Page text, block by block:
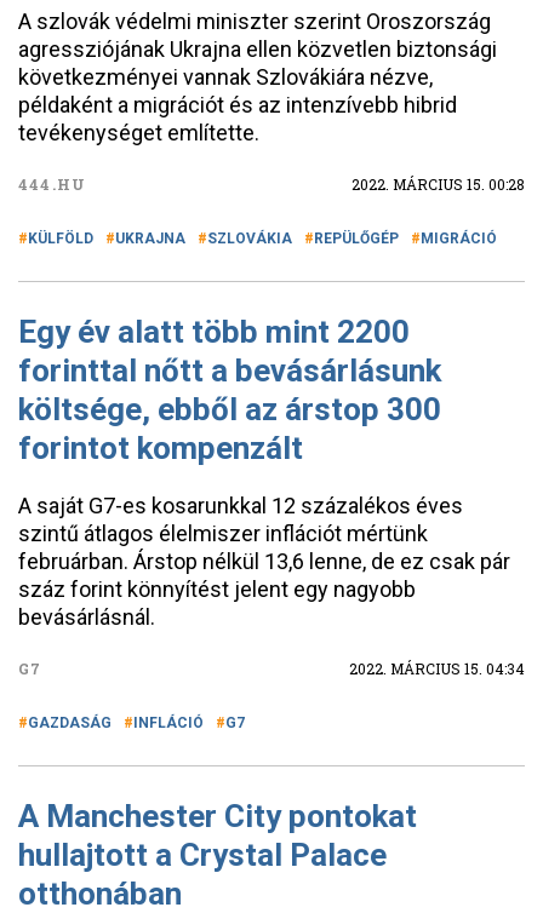
A szlovák védelmi miniszter szerint Oroszország
agressziójának Ukrajna ellen közvetlen biztonsági
következményei vannak Szlovákiára nézve,
példaként a migrációt és az intenzívebb hibrid
tevékenységet említette.
444.HU 2022. MÁRCIUS 15. 00:28
KÜLFÖLD UKRAJNA SZLOVÁKIA REPÜLŐGÉP MIGRÁCIÓ
Egy év alatt több mint 2200
forinttal nőtt a bevásárlásunk
költsége, ebből az árstop 300
forintot kompenzált
A saját G7-es kosarunkkal 12 százalékos éves
szintű átlagos élelmiszer inflációt mértünk
februárban. Árstop nélkül 13,6 lenne, de ez csak pár
száz forint könnyítést jelent egy nagyobb
bevásárlásnál.
G7 2022. MÁRCIUS 15. 04:34
GAZDASÁG INFLÁCIÓ G7
A Manchester City pontokat
hullajtott a Crystal Palace
otthonában